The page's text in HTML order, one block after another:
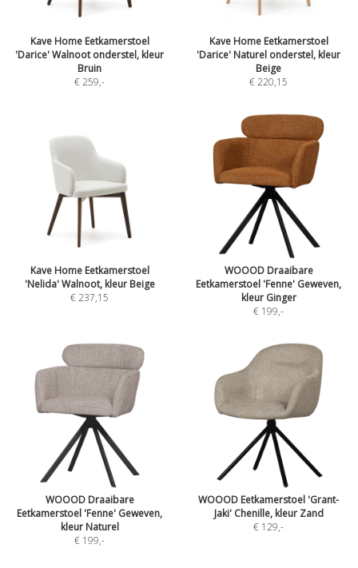
Kave Home Eetkamerstoel
'Darice' Walnoot onderstel, kleur
Bruin
€ 259,-
Kave Home Eetkamerstoel
'Darice' Naturel onderstel, kleur
Beige
€ 220,15
Kave Home Eetkamerstoel
'Nelida' Walnoot, kleur Beige
€ 237,15
WOOOD Draaibare
Eetkamerstoel 'Fenne' Geweven,
kleur Ginger
€ 199,-
WOOOD Draaibare
Eetkamerstoel 'Fenne' Geweven,
kleur Naturel
€ 199,-
WOOOD Eetkamerstoel 'Grant-
Jaki' Chenille, kleur Zand
€ 129,-